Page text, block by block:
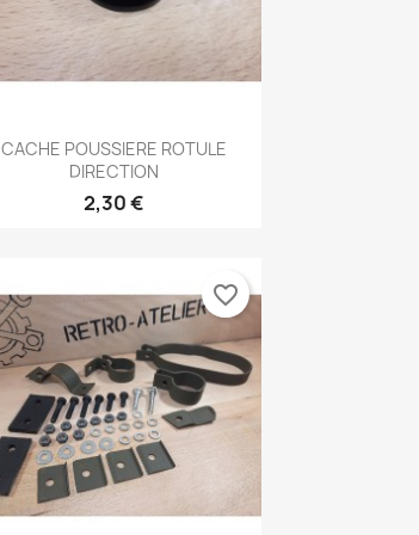
 Aperçu rapide
CACHE POUSSIERE ROTULE
DIRECTION
2,30 €
favorite_border